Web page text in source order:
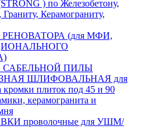
) по Железобетону,
Керамограниту,
(для МФИ,
САБЕЛЬНОЙ ПИЛЫ
ШЛИФОВАЛЬНАЯ для
плиток под 45 и 90
керамогранита и
проволочные для УШМ/